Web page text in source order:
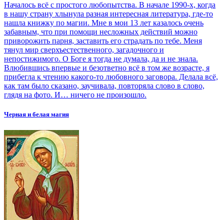
Началось всё с простого любопытства. В начале 1990-х, когда
в нашу страну хлынула разная интересная литература, где-то
нашла книжку по магии. Мне в мои 13 лет казалось очень
забавным, что при помощи несложных действий можно
приворожить парня, заставить его страдать по тебе. Меня
тянул мир сверхъестественного, загадочного и
непостижимого. О Боге я тогда не думала, да и не знала.
Влюбившись впервые и безответно всё в том же возрасте, я
прибегла к чтению какого-то любовного заговора. Делала всё,
как там было сказано, заучивала, повторяла слово в слово,
глядя на фото. И… ничего не произошло.
Черная и белая магия